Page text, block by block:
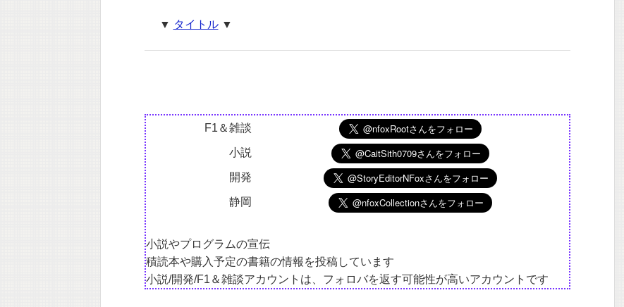
▼ タイトル▼
F1＆雑談
小説
開発
静岡
小説やプログラムの宣伝
積読本や購入予定の書籍の情報を投稿しています
小説/開発/F1＆雑談アカウントは、フォロバを返す可能性が高いアカウントです